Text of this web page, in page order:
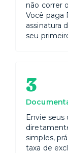
não correr
Você paga
assinatura
seu
3
Envie seus
simples,
taxa de